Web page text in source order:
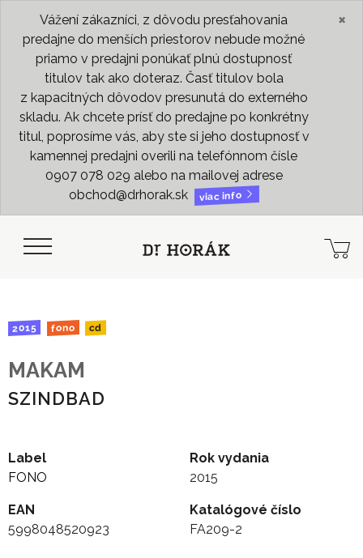
Vážení zákazníci, z dôvodu presťahovania
predajne do menších priestorov nebude možné
priamo v predajni ponúkať plnú dostupnosť
titulov tak ako doteraz. Časť titulov bola
z kapacitných dôvodov presunutá do externého
skladu. Ak chcete prísť do predajne po konkrétny
titul, poprosíme vás, aby ste si jeho dostupnosť v
kamennej predajni overili na telefónnom čísle
0907 078 029 alebo na mailovej adrese
obchod@drhorak.sk
viac info
×
2015 fono cd
MAKAM
SZINDBAD
Label
FONO
Rok vydania
2015
EAN
5998048520923
Katalógové číslo
FA209-2